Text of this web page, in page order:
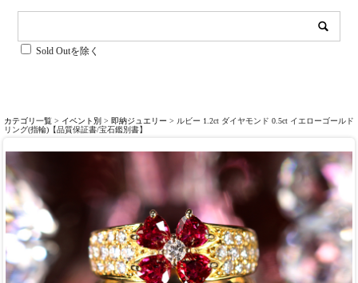
Sold Outを除く
カテゴリ一覧 > イベント別 > 即納ジュエリー > ルビー 1.2ct ダイヤモンド 0.5ct イエローゴールド
リング(指輪)【品質保証書/宝石鑑別書】